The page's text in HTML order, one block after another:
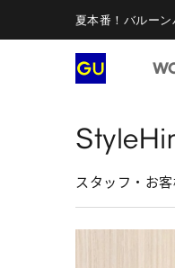
夏本番！バルー
スタッフ・お